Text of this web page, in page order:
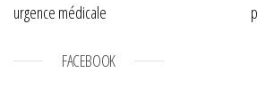
urgence médicale
FACEBOOK